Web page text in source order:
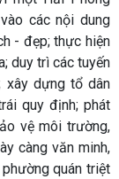
các nội dung
- đẹp; thực hiện
duy trì các tuyến
xây dựng tổ dân
quy định; phát
vệ môi trường,
càng văn minh,
quán triệt